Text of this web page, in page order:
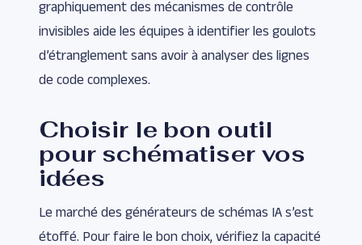
graphiquement des mécanismes de contrôle
invisibles aide les équipes à identifier les goulots
d’étranglement sans avoir à analyser des lignes
de code complexes.
Choisir le bon outil
pour schématiser vos
idées
Le marché des générateurs de schémas IA s’est
étoffé. Pour faire le bon choix, vérifiez la capacité